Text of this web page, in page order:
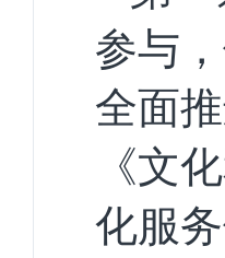
参与
全面
《文
化服